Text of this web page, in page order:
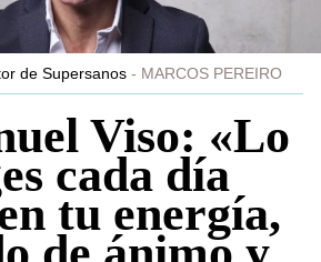
de Supersanos MARCOS PEREIRO
Viso: «Lo
cada día
tu energía,